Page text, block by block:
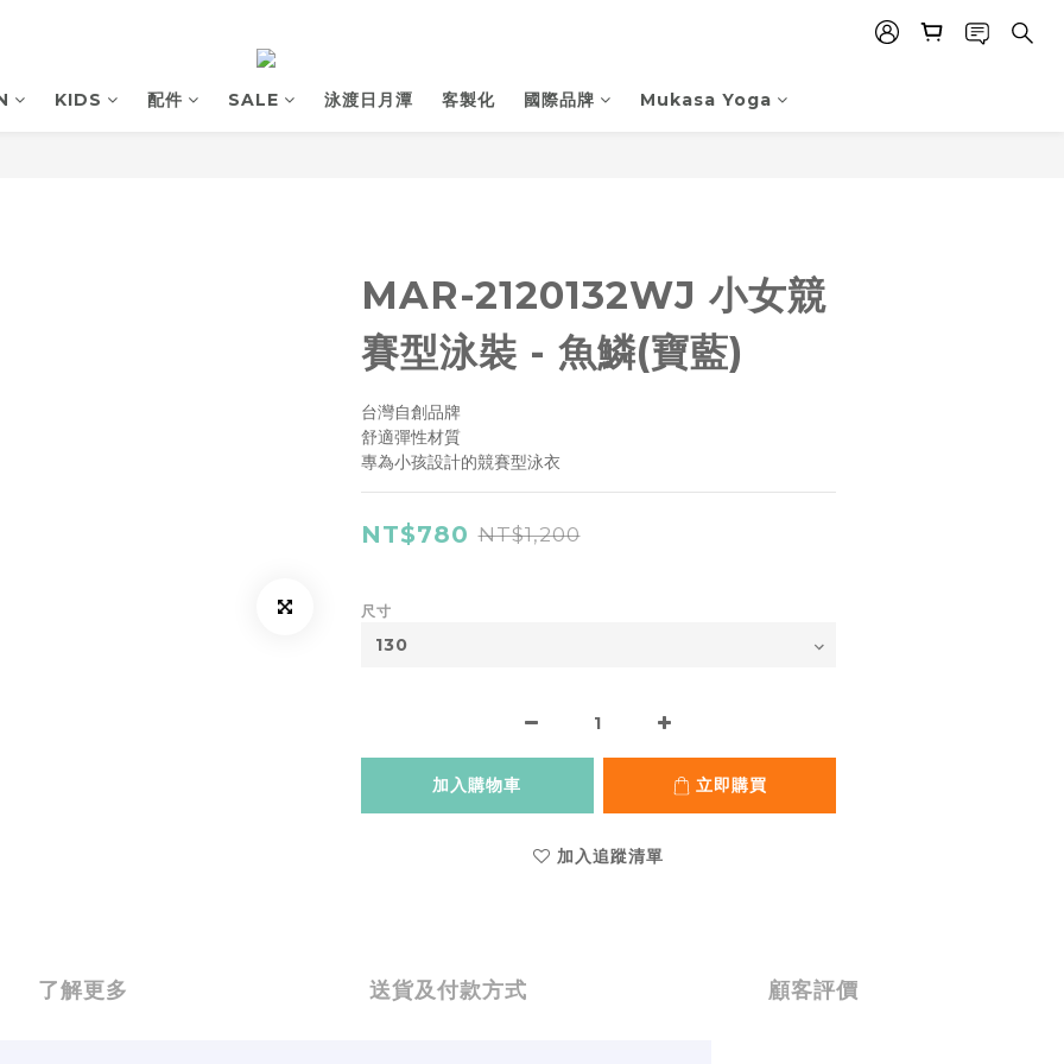
KIDS 配件 SALE 泳渡日月潭 客製化 國際品牌 Mukasa Yoga
MAR-2120132WJ 小女競
賽型泳裝 - 魚鱗(寶藍)
台灣自創品牌
舒適彈性材質
專為小孩設計的競賽型泳衣
NT$780 NT$1,200
尺寸
加入購物車 立即購買
加入追蹤清單
了解更多 送貨及付款方式 顧客評價